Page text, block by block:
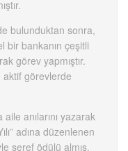
bulunduktan sonra,
bir bankanın çeşitli
görev yapmıştır.
aktif görevlerde
anılarını yazarak
adına düzenlenen
şeref ödülü almış,